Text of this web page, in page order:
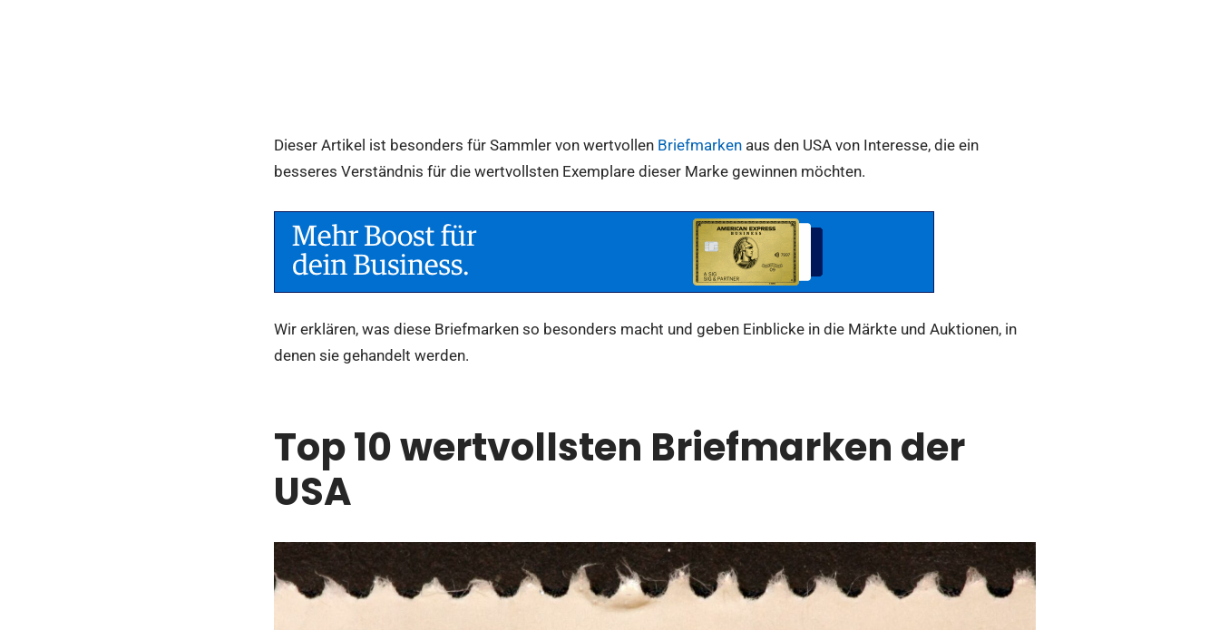
Dieser Artikel ist besonders für Sammler von wertvollen Briefmarken aus den USA von Interesse, die ein
besseres Verständnis für die wertvollsten Exemplare dieser Marke gewinnen möchten.
Wir erklären, was diese Briefmarken so besonders macht und geben Einblicke in die Märkte und Auktionen, in
denen sie gehandelt werden.
Top 10 wertvollsten Briefmarken der
USA